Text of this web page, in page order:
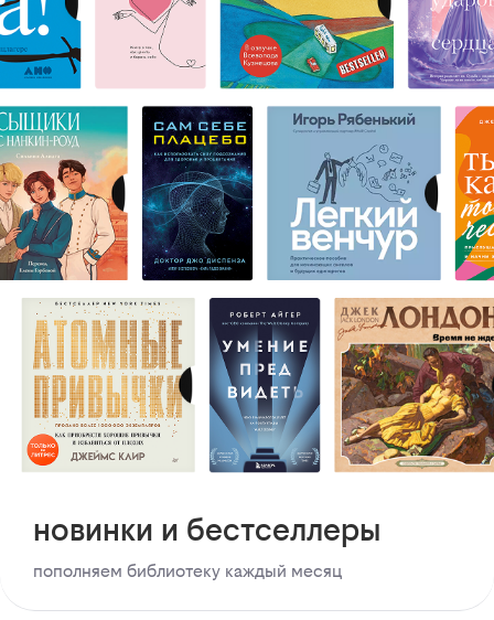
новинки и бестселлеры
пополняем библиотеку каждый месяц